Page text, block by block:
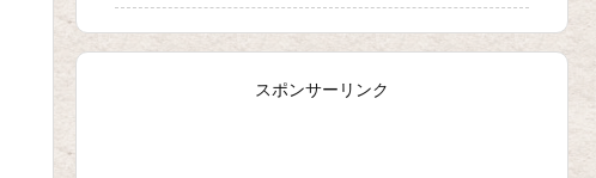
スポンサーリンク